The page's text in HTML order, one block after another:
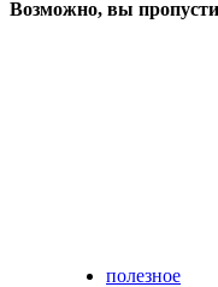
Возможно, вы
полезное